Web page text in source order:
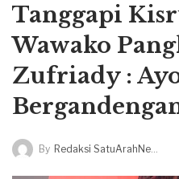
Tanggapi
Wawako
Zufriady :
By Redaksi SatuArahNews